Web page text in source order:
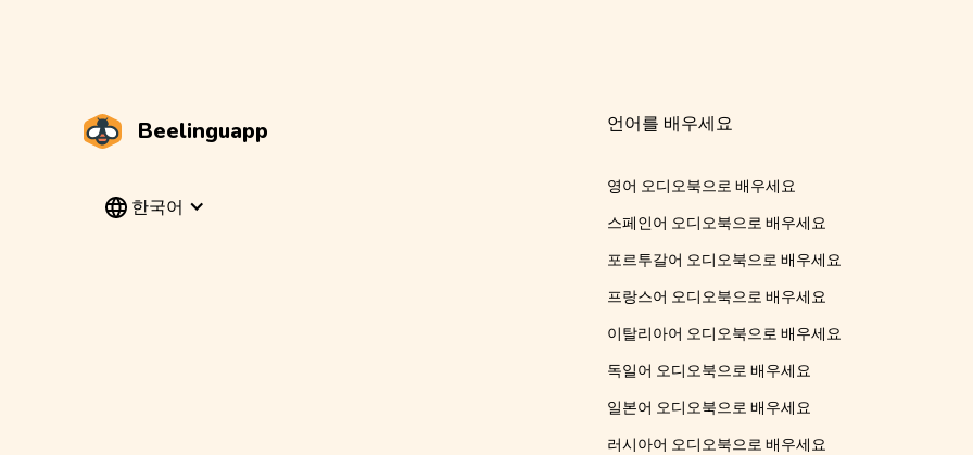
Beelinguapp
한국어
언어를 배우세요
영어 오디오북으로 배우세요
스페인어 오디오북으로 배우세요
포르투갈어 오디오북으로 배우세요
프랑스어 오디오북으로 배우세요
이탈리아어 오디오북으로 배우세요
독일어 오디오북으로 배우세요
일본어 오디오북으로 배우세요
러시아어 오디오북으로 배우세요